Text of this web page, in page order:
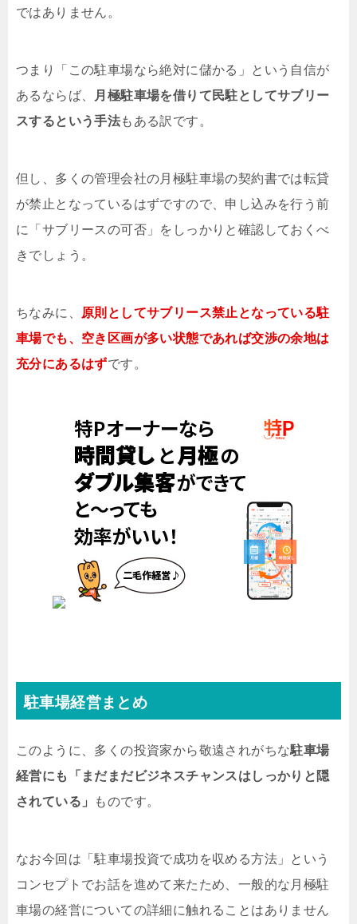
ではありません。
つまり「この駐車場なら絶対に儲かる」という自信が
あるならば、
月極駐車場を借りて民駐としてサブリー
スするという手法もある訳です。
但し、多くの管理会社の月極駐車場の契約書では転貸
が禁止となっているはずですので、申し込みを行う前
に「サブリースの可否」をしっかりと確認しておくべ
きでしょう。
ちなみに、
原則としてサブリース禁止となっている駐
車場でも、空き区画が多い状態であれば交渉の余地は
充分にあるはずです。
駐車場経営まとめ
このように、多くの投資家から敬遠されがちな駐車場
経営にも「まだまだビジネスチャンスはしっかりと隠
されている」
ものです。
なお今回は「駐車場投資で成功を収める方法」という
コンセプトでお話を進めて来たため、一般的な月極駐
車場の経営についての詳細に触れることはありません